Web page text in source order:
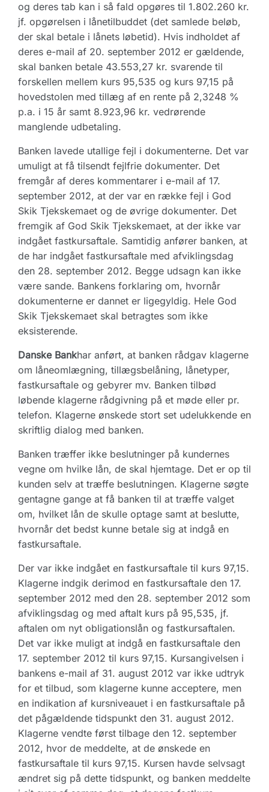
og deres tab kan i så fald opgøres til 1.802.260 kr.
jf. opgørelsen i lånetilbuddet (det samlede beløb,
der skal betale i lånets løbetid). Hvis indholdet af
deres e-mail af 20. september 2012 er gældende,
skal banken betale 43.553,27 kr. svarende til
forskellen mellem kurs 95,535 og kurs 97,15 på
hovedstolen med tillæg af en rente på 2,3248 %
p.a. i 15 år samt 8.923,96 kr. vedrørende
manglende udbetaling.
Banken lavede utallige fejl i dokumenterne. Det var
umuligt at få tilsendt fejlfrie dokumenter. Det
fremgår af deres kommentarer i e-mail af 17.
september 2012, at der var en række fejl i God
Skik Tjekskemaet og de øvrige dokumenter. Det
fremgik af God Skik Tjekskemaet, at der ikke var
indgået fastkursaftale. Samtidig anfører banken, at
de har indgået fastkursaftale med afviklingsdag
den 28. september 2012. Begge udsagn kan ikke
være sande. Bankens forklaring om, hvornår
dokumenterne er dannet er ligegyldig. Hele God
Skik Tjekskemaet skal betragtes som ikke
eksisterende.
Danske Bankhar anført, at banken rådgav klagerne
om låneomlægning, tillægsbelåning, lånetyper,
fastkursaftale og gebyrer mv. Banken tilbød
løbende klagerne rådgivning på et møde eller pr.
telefon. Klagerne ønskede stort set udelukkende en
skriftlig dialog med banken.
Banken træffer ikke beslutninger på kundernes
vegne om hvilke lån, de skal hjemtage. Det er op til
kunden selv at træffe beslutningen. Klagerne søgte
gentagne gange at få banken til at træffe valget
om, hvilket lån de skulle optage samt at beslutte,
hvornår det bedst kunne betale sig at indgå en
fastkursaftale.
Der var ikke indgået en fastkursaftale til kurs 97,15.
Klagerne indgik derimod en fastkursaftale den 17.
september 2012 med den 28. september 2012 som
afviklingsdag og med aftalt kurs på 95,535, jf.
aftalen om nyt obligationslån og fastkursaftalen.
Det var ikke muligt at indgå en fastkursaftale den
17. september 2012 til kurs 97,15. Kursangivelsen i
bankens e-mail af 31. august 2012 var ikke udtryk
for et tilbud, som klagerne kunne acceptere, men
en indikation af kursniveauet i en fastkursaftale på
det pågældende tidspunkt den 31. august 2012.
Klagerne vendte først tilbage den 12. september
2012, hvor de meddelte, at de ønskede en
fastkursaftale til kurs 97,15. Kursen havde selvsagt
ændret sig på dette tidspunkt, og banken meddelte